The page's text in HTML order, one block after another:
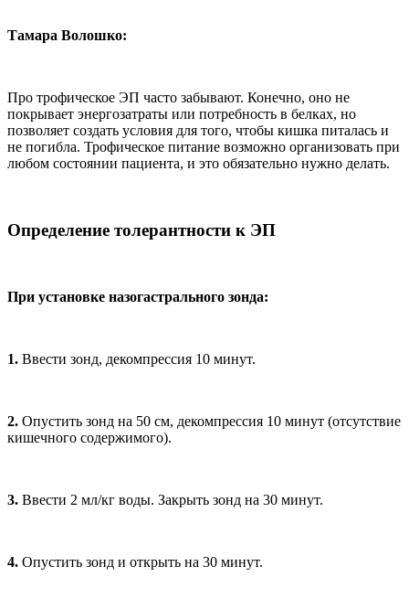
Тамара Волошко:
Про трофическое ЭП часто забывают. Конечно, оно не
покрывает энергозатраты или потребность в белках, но
позволяет создать условия для того, чтобы кишка питалась и
не погибла. Трофическое питание возможно организовать при
любом состоянии пациента, и это обязательно нужно делать.
Определение толерантности к ЭП
При установке назогастрального зонда:
1. Ввести зонд, декомпрессия 10 минут.
2. Опустить зонд на 50 см, декомпрессия 10 минут (отсутствие
кишечного содержимого).
3. Ввести 2 мл/кг воды. Закрыть зонд на 30 минут.
4. Опустить зонд и открыть на 30 минут.